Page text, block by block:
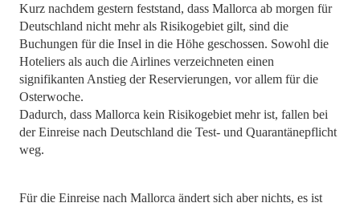
Kurz nachdem gestern feststand, dass Mallorca ab morgen für
Deutschland nicht mehr als Risikogebiet gilt, sind die
Buchungen für die Insel in die Höhe geschossen. Sowohl die
Hoteliers als auch die Airlines verzeichneten einen
signifikanten Anstieg der Reservierungen, vor allem für die
Osterwoche.
Dadurch, dass Mallorca kein Risikogebiet mehr ist, fallen bei
der Einreise nach Deutschland die Test- und Quarantänepflicht
weg.
Für die Einreise nach Mallorca ändert sich aber nichts, es ist